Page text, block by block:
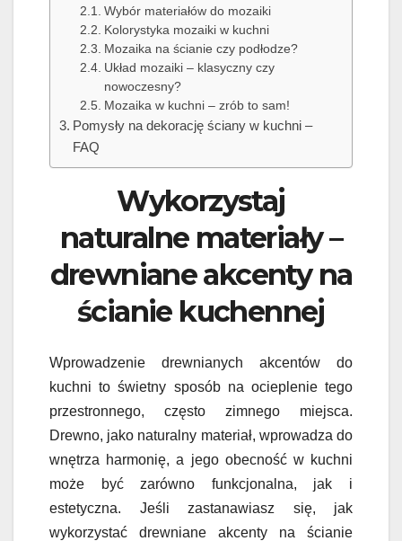
Wybór materiałów do mozaiki
Kolorystyka mozaiki w kuchni
Mozaika na ścianie czy podłodze?
Układ mozaiki – klasyczny czy
nowoczesny?
Mozaika w kuchni – zrób to sam!
Pomysły na dekorację ściany w kuchni –
FAQ
Wykorzystaj
naturalne materiały –
drewniane akcenty na
ścianie kuchennej
Wprowadzenie drewnianych akcentów do
kuchni to świetny sposób na ocieplenie tego
przestronnego, często zimnego miejsca.
Drewno, jako naturalny materiał, wprowadza do
wnętrza harmonię, a jego obecność w kuchni
może być zarówno funkcjonalna, jak i
estetyczna. Jeśli zastanawiasz się, jak
wykorzystać drewniane akcenty na ścianie